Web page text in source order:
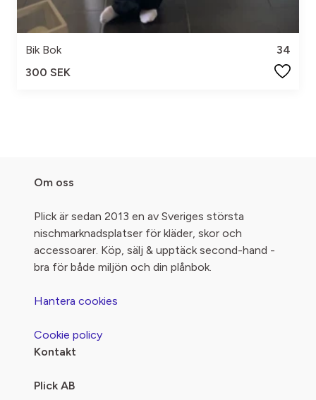
Bik Bok
34
300 SEK
Om oss
Plick är sedan 2013 en av Sveriges största
nischmarknadsplatser för kläder, skor och
accessoarer. Köp, sälj & upptäck second-hand -
bra för både miljön och din plånbok.
Hantera cookies
Cookie policy
Kontakt
Plick AB